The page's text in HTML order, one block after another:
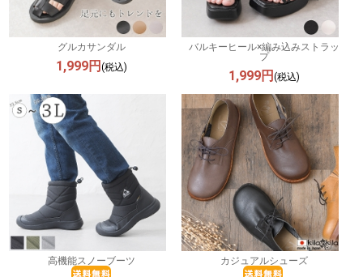
グルカサンダル
1,999円(税込)
バルキーヒール×編み込みストラッ
プ
1,999円 (税込)
高機能スノーブーツ カジュアルシューズ